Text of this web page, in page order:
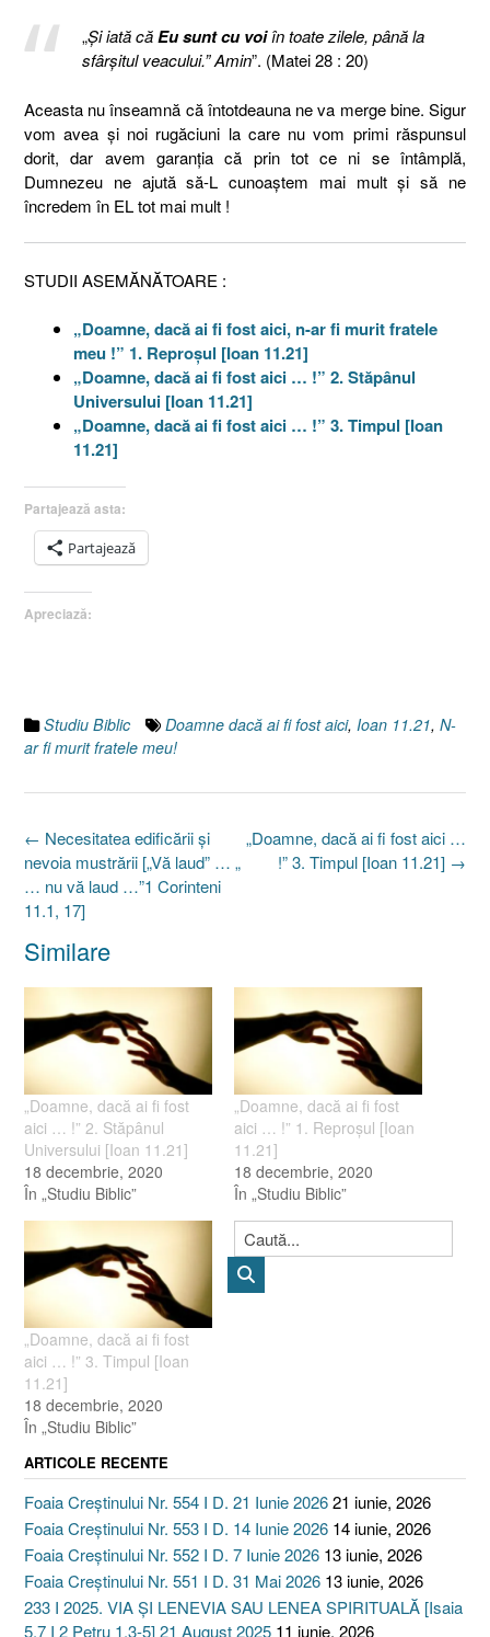
„Şi iată căEu sunt cu voiîn toate zilele, până la
sfârşitul veacului.” Amin”. (Matei 28 : 20)
Aceasta nu înseamnă că întotdeauna ne va merge bine. Sigur
vom avea şi noi rugăciuni la care nu vom primi răspunsul
dorit, dar avem garanţia că prin tot ce ni se întâmplă,
Dumnezeu ne ajută să-L cunoaştem mai mult şi să ne
încredem în EL tot mai mult !
STUDII ASEMĂNĂTOARE :
„Doamne, dacă ai fi fost aici, n-ar fi murit fratele
meu !” 1. Reproşul [Ioan 11.21]
„Doamne, dacă ai fi fost aici … !” 2. Stăpânul
Universului [Ioan 11.21]
„Doamne, dacă ai fi fost aici … !” 3. Timpul [Ioan
11.21]
Partajează asta:
Partajează
Apreciază:
Studiu Biblic Doamne dacă ai fi fost aici, Ioan 11.21, N-
ar fi murit fratele meu!
Post
navigation
„Doamne, dacă ai fi fost aici …
!” 3. Timpul [Ioan 11.21] →
← Necesitatea edificării şi
nevoia mustrării [„Vă laud” … „
… nu vă laud …”1 Corinteni
11.1, 17]
Similare
„Doamne, dacă ai fi fost
aici … !” 2. Stăpânul
Universului [Ioan 11.21]
18 decembrie, 2020
În „Studiu Biblic”
„Doamne, dacă ai fi fost
aici … !” 1. Reproşul [Ioan
11.21]
18 decembrie, 2020
În „Studiu Biblic”
„Doamne, dacă ai fi fost
aici … !” 3. Timpul [Ioan
11.21]
18 decembrie, 2020
În „Studiu Biblic”
ARTICOLE RECENTE
Foaia Creștinului Nr. 554 I D. 21 Iunie 202621 iunie, 2026
Foaia Creștinului Nr. 553 I D. 14 Iunie 2026 14 iunie, 2026
Foaia Creștinului Nr. 552 I D. 7 Iunie 2026 13 iunie, 2026
Foaia Creștinului Nr. 551 I D. 31 Mai 2026 13 iunie, 2026
233 I 2025. VIA ȘI LENEVIA SAU LENEA SPIRITUALĂ [Isaia
5.7 I 2 Petru 1.3-5] 21 August 2025 11 iunie, 2026